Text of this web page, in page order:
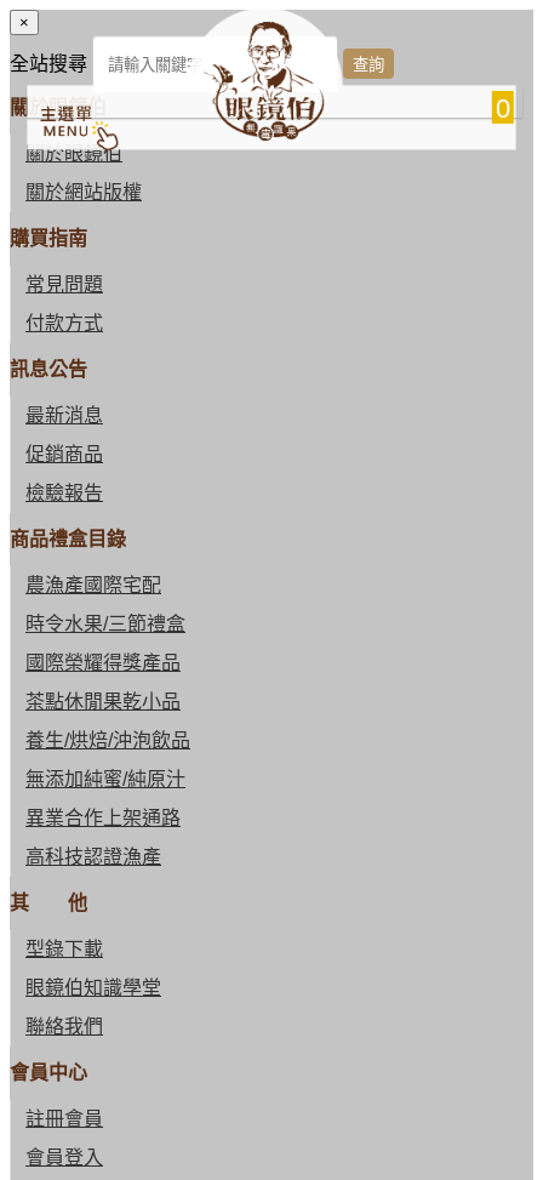
0
×
全站搜尋
關於眼鏡伯
關於眼鏡伯
關於網站版權
購買指南
常見問題
付款方式
訊息公告
最新消息
促銷商品
檢驗報告
商品禮盒目錄
農漁產國際宅配
時令水果/三節禮盒
國際榮耀得獎產品
茶點休閒果乾小品
養生/烘焙/沖泡飲品
無添加純蜜/純原汁
異業合作上架通路
高科技認證漁產
其 他
型錄下載
眼鏡伯知識學堂
聯絡我們
會員中心
註冊會員
會員登入